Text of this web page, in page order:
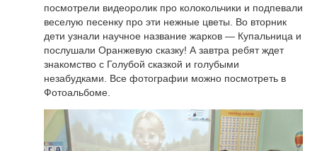
посмотрели видеоролик про колокольчики и подпевали
веселую песенку про эти нежные цветы. Во вторник
дети узнали научное название жарков — Купальница и
послушали Оранжевую сказку! А завтра ребят ждет
знакомство с Голубой сказкой и голубыми
незабудками. Все фотографии можно посмотреть в
Фотоальбоме.